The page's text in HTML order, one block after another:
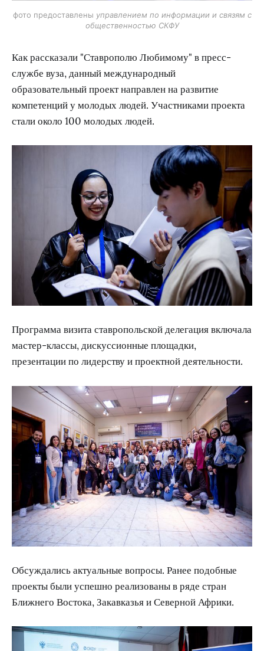
фото предоставлены управлением по информации и связям с
общественностью СКФУ
Как рассказали "Ставрополю Любимому" в пресс-
службе вуза, данный международный
образовательный проект направлен на развитие
компетенций у молодых людей. Участниками проекта
стали около 100 молодых людей.
Программа визита ставропольской делегация включала
мастер-классы, дискуссионные площадки,
презентации по лидерству и проектной деятельности.
Обсуждались актуальные вопросы. Ранее подобные
проекты были успешно реализованы в ряде стран
Ближнего Востока, Закавказья и Северной Африки.